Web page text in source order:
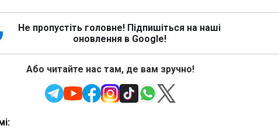
Не пропустіть головне! Підпишіться на наші
оновлення в Google!
Або читайте нас там, де вам зручно!